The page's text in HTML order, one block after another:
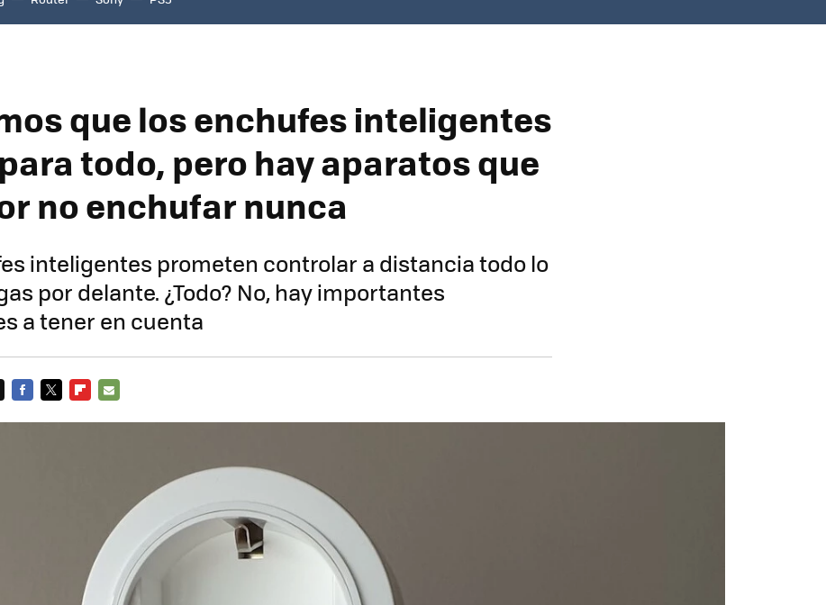
que los enchufes inteligentes
todo, pero hay aparatos que
no enchufar nunca
inteligentes prometen controlar a distancia todo lo
por delante. ¿Todo? No, hay importantes
a tener en cuenta